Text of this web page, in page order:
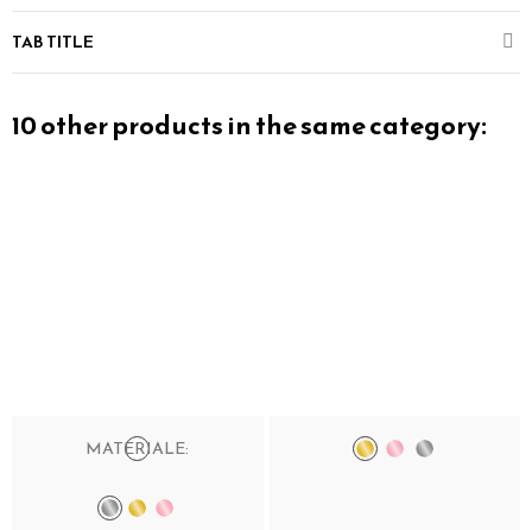
TAB TITLE
10 other products in the same category:
MATERIALE: